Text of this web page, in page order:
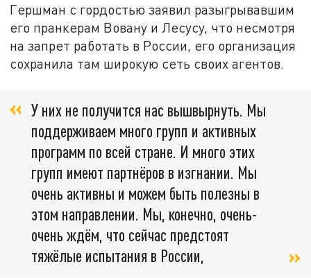
Гершман с гордостью заявил разыгрывавшим
его пранкерам Вовану и Лесусу, что несмотря
на запрет работать в России, его организация
сохранила там широкую сеть своих агентов.
У них не получится нас вышвырнуть. Мы
поддерживаем много групп и активных
программ по всей стране. И много этих
групп имеют партнёров в изгнании. Мы
очень активны и можем быть полезны в
этом направлении. Мы, конечно, очень-
очень ждём, что сейчас предстоят
тяжёлые испытания в России,